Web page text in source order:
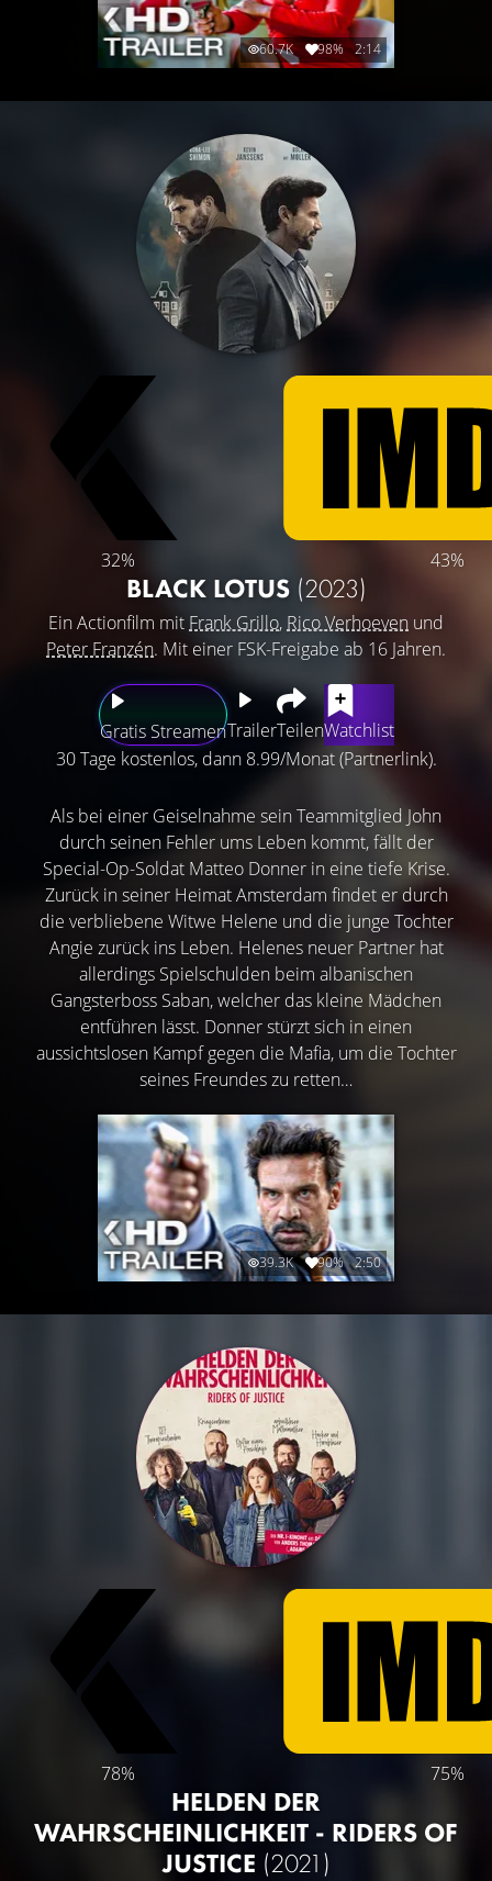
60.7K 98% 2:14
32% 43%
BLACK LOTUS (2023)
Ein Actionfilm mit Frank Grillo, Rico Verhoeven und
Peter Franzén. Mit einer FSK-Freigabe ab 16 Jahren.
Gratis StreamenTrailerTeilenWatchlist
30 Tage kostenlos, dann 8.99/Monat (Partnerlink).
Als bei einer Geiselnahme sein Teammitglied John
durch seinen Fehler ums Leben kommt, fällt der
Special-Op-Soldat Matteo Donner in eine tiefe Krise.
Zurück in seiner Heimat Amsterdam findet er durch
die verbliebene Witwe Helene und die junge Tochter
Angie zurück ins Leben. Helenes neuer Partner hat
allerdings Spielschulden beim albanischen
Gangsterboss Saban, welcher das kleine Mädchen
entführen lässt. Donner stürzt sich in einen
aussichtslosen Kampf gegen die Mafia, um die Tochter
seines Freundes zu retten…
39.3K 90% 2:50
78% 75%
HELDEN DER
WAHRSCHEINLICHKEIT - RIDERS OF
JUSTICE (2021)